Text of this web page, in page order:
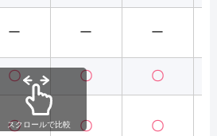
ー ー ー
〇 〇 〇
〇 〇 〇
スクロールで比較